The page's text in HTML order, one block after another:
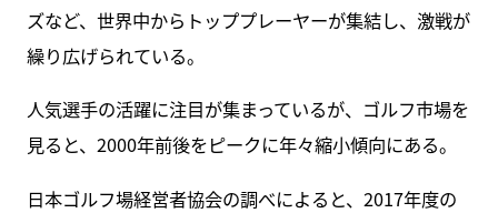
ズなど、世界中からトッププレーヤーが集結し、激戦が
繰り広げられている。
人気選手の活躍に注目が集まっているが、ゴルフ市場を
見ると、2000年前後をピークに年々縮小傾向にある。
日本ゴルフ場経営者協会の調べによると、2017年度の